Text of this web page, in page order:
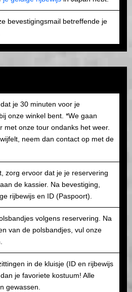
bevestigingsmail betreffende je
je 30 minuten voor je
onze winkel bent. *We gaan
met onze tour ondanks het weer.
neem dan contact op met de
zorg ervoor dat je je reservering
de kassier. Na bevestiging,
rijbewijs en ID (Paspoort).
volgens reservering. Na
van de polsbandjes, vul onze
in de kluisje (ID en rijbewijs
je favoriete kostuum! Alle
gewassen.